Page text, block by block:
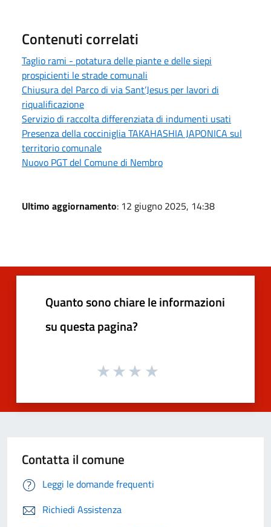
Contenuti correlati
Taglio rami - potatura delle piante e delle siepi
prospicienti le strade comunali
Chiusura del Parco di via Sant’Jesus per lavori di
riqualificazione
Servizio di raccolta differenziata di indumenti usati
Presenza della cocciniglia TAKAHASHIA JAPONICA sul
territorio comunale
Nuovo PGT del Comune di Nembro
Ultimo aggiornamento: 12 giugno 2025, 14:38
Quanto sono chiare le informazioni
su questa pagina?
Contatta il comune
Leggi le domande frequenti
Richiedi Assistenza